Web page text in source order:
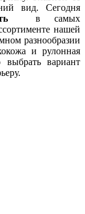
вид. Сегодня
в самых
нашей
разнообразии
и рулонная
вариант